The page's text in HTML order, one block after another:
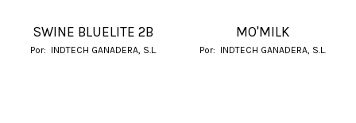
SWINE BLUELITE 2B
Por: INDTECH GANADERA, S.L.
MO'MILK
Por: INDTECH GANADERA, S.L.